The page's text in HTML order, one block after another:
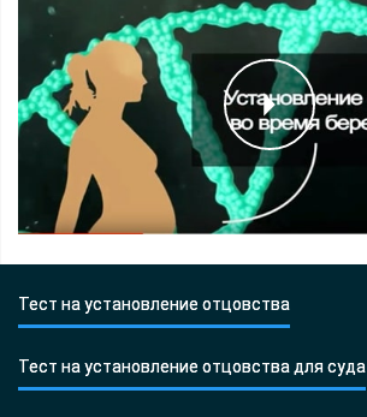
Тест на установление отцовства
Тест на установление отцовства для суда